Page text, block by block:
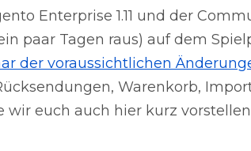
Enterprise 1.11 und der
paar Tagen raus) auf dem
der voraussichtlichen
Warenkorb,
wir euch auch hier kurz